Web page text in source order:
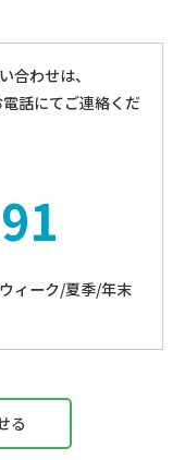
合わせは、
話にてご連絡くだ
ィーク/夏季/年末
る